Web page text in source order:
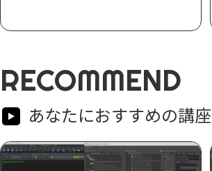
RECOMMEND
あなたにおすすめの講座